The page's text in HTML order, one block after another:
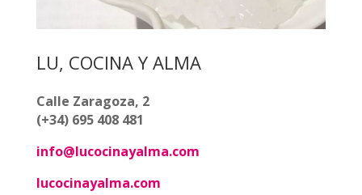
LU, COCINA Y ALMA
Calle Zaragoza, 2
(+34) 695 408 481
info@lucocinayalma.com
lucocinayalma.com